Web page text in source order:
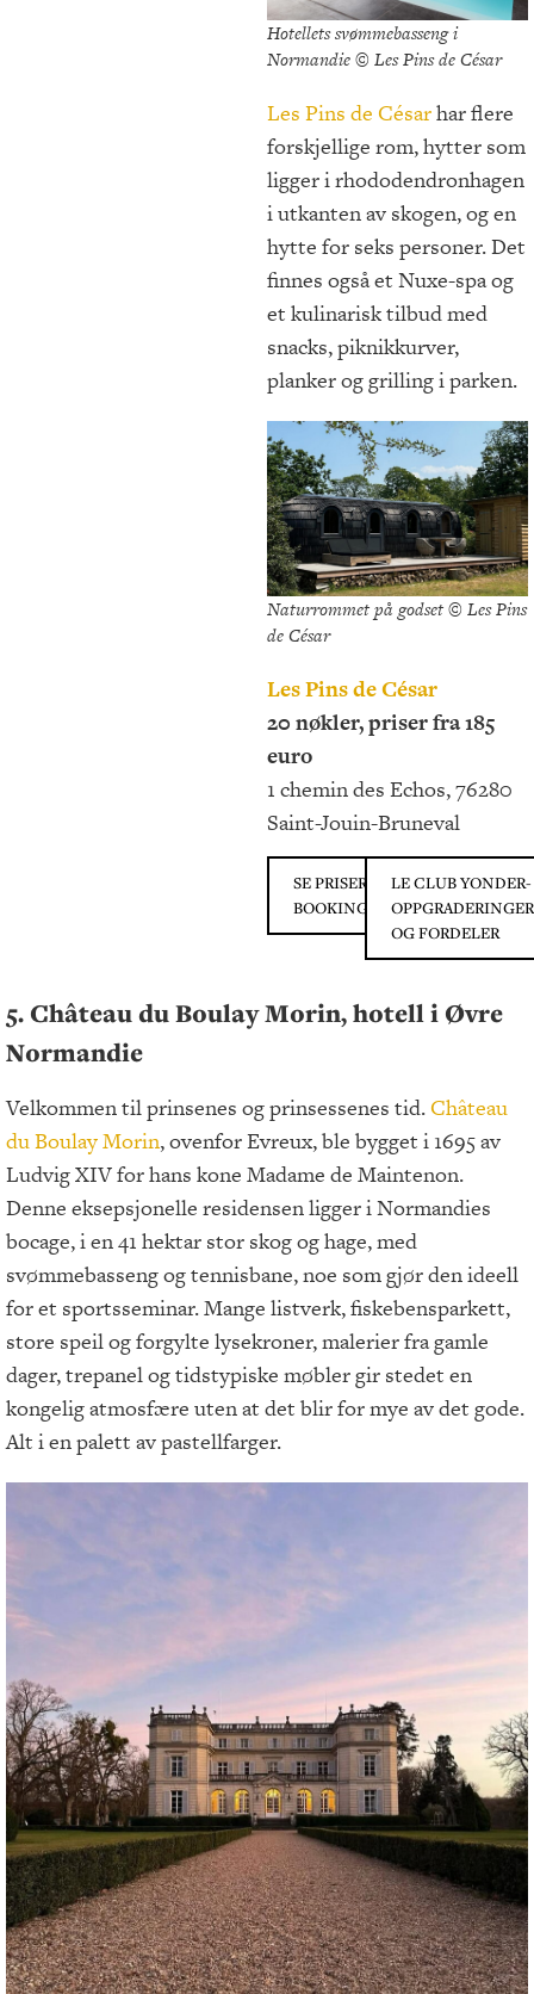
Hotellets svømmebasseng i
Normandie © Les Pins de César
Les Pins de Césarhar flere
forskjellige rom, hytter som
ligger i rhododendronhagen
i utkanten av skogen, og en
hytte for seks personer. Det
finnes også et Nuxe-spa og
et kulinarisk tilbud med
snacks, piknikkurver,
planker og grilling i parken.
Naturrommet på godset © Les Pins
de César
Les Pins de César
20 nøkler, priser fra 185
euro
1 chemin des Echos, 76280
Saint-Jouin-Bruneval
SE PRISER PÅ
BOOKING.COM
LE CLUB YONDER-
OPPGRADERINGER
OG FORDELER
5. Château du Boulay Morin, hotell i Øvre
Normandie
Velkommen til prinsenes og prinsessenes tid.Château
du Boulay Morin, ovenfor Evreux, ble bygget i 1695 av
Ludvig XIV for hans kone Madame de Maintenon.
Denne eksepsjonelle residensen ligger i Normandies
bocage, i en 41 hektar stor skog og hage, med
svømmebasseng og tennisbane, noe som gjør den ideell
for et sportsseminar. Mange listverk, fiskebensparkett,
store speil og forgylte lysekroner, malerier fra gamle
dager, trepanel og tidstypiske møbler gir stedet en
kongelig atmosfære uten at det blir for mye av det gode.
Alt i en palett av pastellfarger.